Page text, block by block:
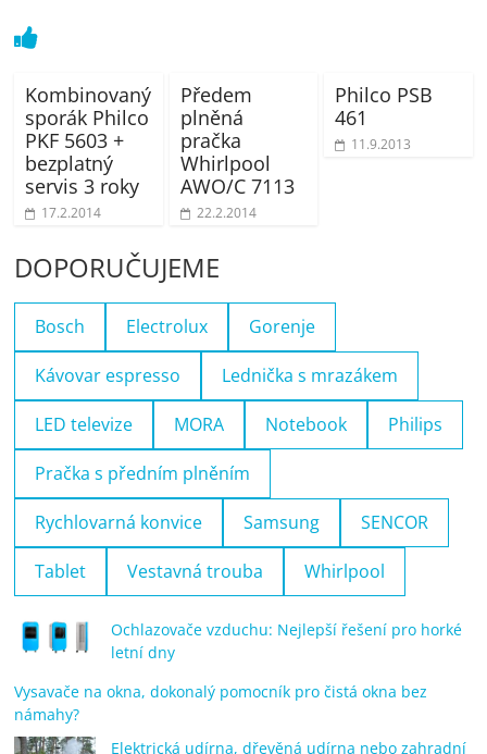
Kombinovaný
sporák Philco
PKF 5603 +
bezplatný
servis 3 roky
17.2.2014
Předem
plněná
pračka
Whirlpool
AWO/C 7113
22.2.2014
Philco PSB
461
11.9.2013
DOPORUČUJEME
Bosch Electrolux Gorenje
Kávovar espresso Lednička s mrazákem
LED televize MORA Notebook Philips
Pračka s předním plněním
Rychlovarná konvice Samsung SENCOR
Tablet Vestavná trouba Whirlpool
Ochlazovače vzduchu: Nejlepší řešení pro horké
letní dny
Vysavače na okna, dokonalý pomocník pro čistá okna bez
námahy?
Elektrická udírna, dřevěná udírna nebo zahradní